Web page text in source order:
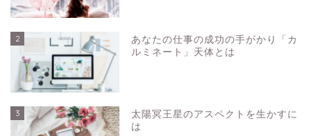
2
あなたの仕事の成功の手がかり「カ
ルミネート」天体とは
3
太陽冥王星のアスペクトを生かすに
は